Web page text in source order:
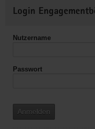
Kinder-
Jugendarbeit
Informationen
Login
Nutzername
Passwort
Anmelden